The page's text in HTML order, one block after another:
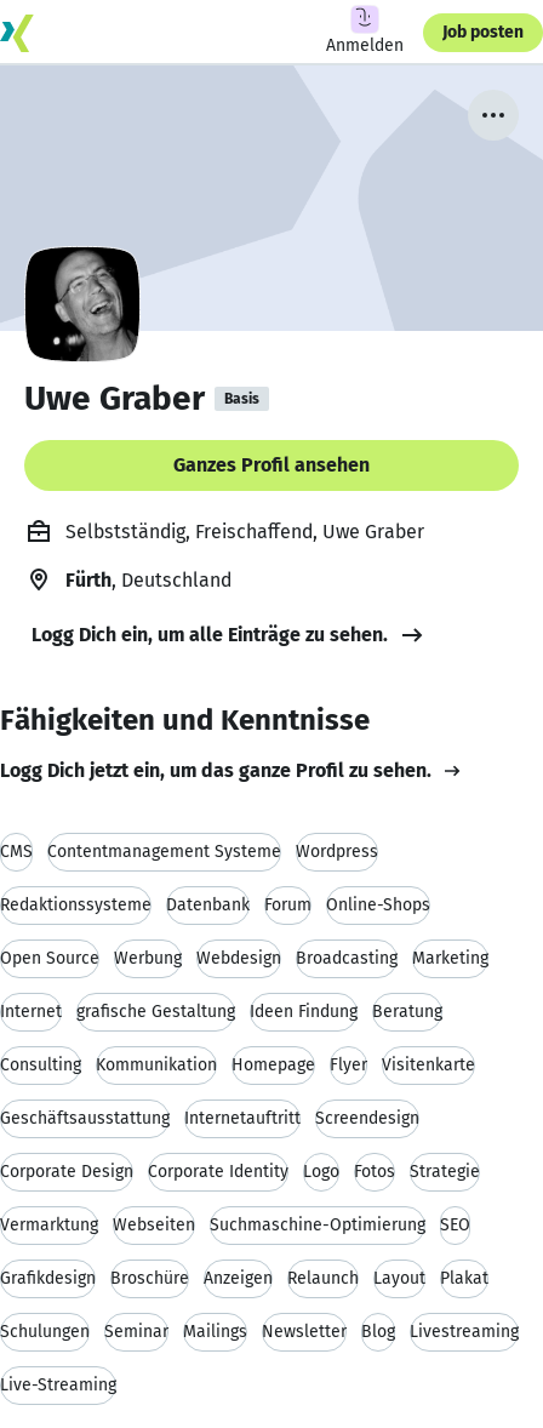
Anmelden
Job posten
Uwe Graber Basis
Ganzes Profil ansehen
Selbstständig, Freischaffend, Uwe Graber
Fürth, Deutschland
Logg Dich ein, um alle Einträge zu sehen.
Fähigkeiten und Kenntnisse
Logg Dich jetzt ein, um das ganze Profil zu sehen.
CMS Contentmanagement Systeme Wordpress
Redaktionssysteme Datenbank Forum Online-Shops
Open Source Werbung Webdesign Broadcasting Marketing
Internet grafische Gestaltung Ideen Findung Beratung
Consulting Kommunikation Homepage Flyer Visitenkarte
Geschäftsausstattung Internetauftritt Screendesign
Corporate Design Corporate Identity Logo Fotos Strategie
Vermarktung Webseiten Suchmaschine-Optimierung SEO
Grafikdesign Broschüre Anzeigen Relaunch Layout Plakat
Schulungen Seminar Mailings Newsletter Blog Livestreaming
Live-Streaming